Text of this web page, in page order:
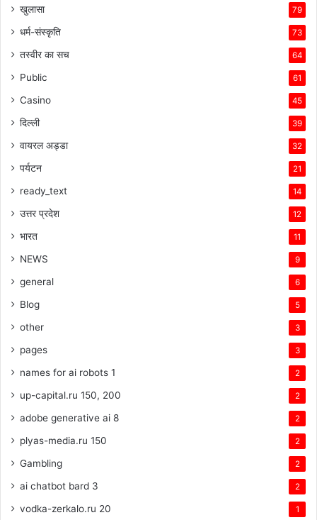
खुलासा 79
धर्म-संस्कृति 73
तस्वीर का सच 64
Public 61
Casino 45
दिल्ली 39
वायरल अड्डा 32
पर्यटन 21
ready_text 14
उत्तर प्रदेश 12
भारत 11
NEWS 9
general 6
Blog 5
other 3
pages 3
names for ai robots 1 2
up-capital.ru 150, 200 2
adobe generative ai 8 2
plyas-media.ru 150 2
Gambling 2
ai chatbot bard 3 2
vodka-zerkalo.ru 20 1